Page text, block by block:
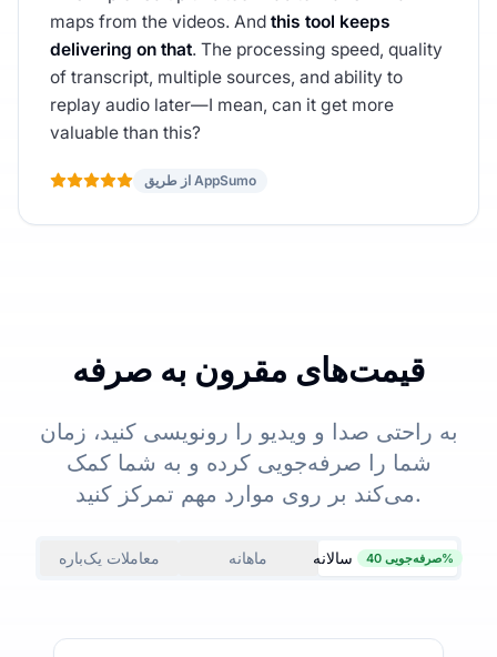
maps from the videos. And this tool keeps
delivering on that. The processing speed, quality
of transcript, multiple sources, and ability to
replay audio later—I mean, can it get more
valuable than this?
از طریق AppSumo
قیمت‌های مقرون به صرفه
به راحتی صدا و ویدیو را رونویسی کنید، زمان
شما را صرفه‌جویی کرده و به شما کمک
می‌کند بر روی موارد مهم تمرکز کنید.
معاملات یک‌باره ماهانه سالانه صرفه‌جویی 40%